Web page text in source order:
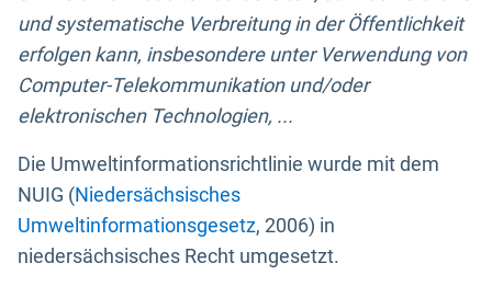
und systematische Verbreitung in der Öffentlichkeit
erfolgen kann, insbesondere unter Verwendung von
Computer-Telekommunikation und/oder
elektronischen Technologien, ...
Die Umweltinformationsrichtlinie wurde mit dem
NUIG (Niedersächsisches
Umweltinformationsgesetz, 2006) in
niedersächsisches Recht umgesetzt.